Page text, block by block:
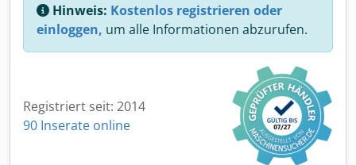
Hinweis: Kostenlos registrieren oder
einloggen, um alle Informationen abzurufen.
Registriert seit: 2014
90 Inserate online